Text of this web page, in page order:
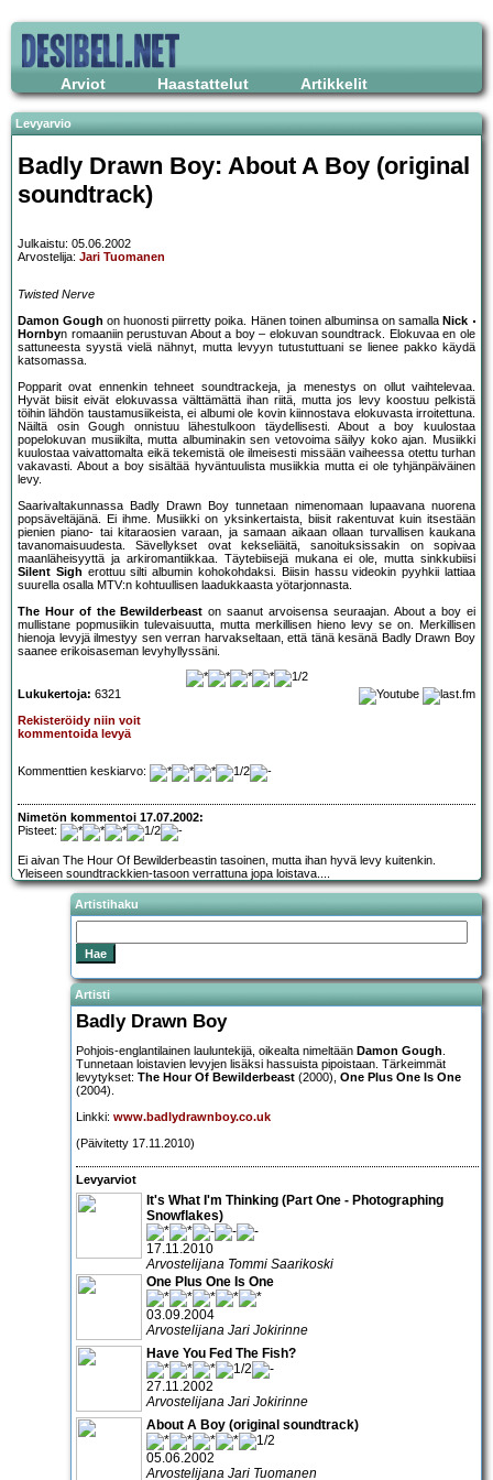
Arviot Haastattelut Artikkelit
Levyarvio
Badly Drawn Boy: About A Boy (original
soundtrack)
Julkaistu: 05.06.2002
Arvostelija: Jari Tuomanen
Twisted Nerve
Damon Gough on huonosti piirretty poika. Hänen toinen albuminsa on samalla Nick
Hornbyn romaaniin perustuvan About a boy – elokuvan soundtrack. Elokuvaa en ole
sattuneesta syystä vielä nähnyt, mutta levyyn tutustuttuani se lienee pakko käydä
katsomassa.
Popparit ovat ennenkin tehneet soundtrackeja, ja menestys on ollut vaihtelevaa.
Hyvät biisit eivät elokuvassa välttämättä ihan riitä, mutta jos levy koostuu pelkistä
töihin lähdön taustamusiikeista, ei albumi ole kovin kiinnostava elokuvasta irroitettuna.
Näiltä osin Gough onnistuu lähestulkoon täydellisesti. About a boy kuulostaa
popelokuvan musiikilta, mutta albuminakin sen vetovoima säilyy koko ajan. Musiikki
kuulostaa vaivattomalta eikä tekemistä ole ilmeisesti missään vaiheessa otettu turhan
vakavasti. About a boy sisältää hyväntuulista musiikkia mutta ei ole tyhjänpäiväinen
levy.
Saarivaltakunnassa Badly Drawn Boy tunnetaan nimenomaan lupaavana nuorena
popsäveltäjänä. Ei ihme. Musiikki on yksinkertaista, biisit rakentuvat kuin itsestään
pienien piano- tai kitaraosien varaan, ja samaan aikaan ollaan turvallisen kaukana
tavanomaisuudesta. Sävellykset ovat kekseliäitä, sanoituksissakin on sopivaa
maanläheisyyttä ja arkiromantiikkaa. Täytebiisejä mukana ei ole, mutta sinkkubiisi
Silent Sigh erottuu silti albumin kohokohdaksi. Biisin hassu videokin pyyhkii lattiaa
suurella osalla MTV:n kohtuullisen laadukkaasta yötarjonnasta.
The Hour of the Bewilderbeast on saanut arvoisensa seuraajan. About a boy ei
mullistane popmusiikin tulevaisuutta, mutta merkillisen hieno levy se on. Merkillisen
hienoja levyjä ilmestyy sen verran harvakseltaan, että tänä kesänä Badly Drawn Boy
saanee erikoisaseman levyhyllyssäni.
Lukukertoja: 6321
Rekisteröidy niin voit
kommentoida levyä
Kommenttien keskiarvo:
Nimetön kommentoi 17.07.2002:
Pisteet:
Ei aivan The Hour Of Bewilderbeastin tasoinen, mutta ihan hyvä levy kuitenkin.
Yleiseen soundtrackkien-tasoon verrattuna jopa loistava....
Artistihaku
Artisti
Badly Drawn Boy
Pohjois-englantilainen lauluntekijä, oikealta nimeltään Damon Gough
Tunnetaan loistavien levyjen lisäksi hassuista pipoistaan. Tärkeimmät
levytykset: The Hour Of Bewilderbeast (2000), One Plus One Is One
(2004).
Linkki: www.badlydrawnboy.co.uk
(Päivitetty 17.11.2010)
Levyarviot
It's What I'm Thinking (Part One - Photographing
Snowflakes)
17.11.2010
Arvostelijana Tommi Saarikoski
One Plus One Is One
03.09.2004
Arvostelijana Jari Jokirinne
Have You Fed The Fish?
27.11.2002
Arvostelijana Jari Jokirinne
About A Boy (original soundtrack)
05.06.2002
Arvostelijana Jari Tuomanen